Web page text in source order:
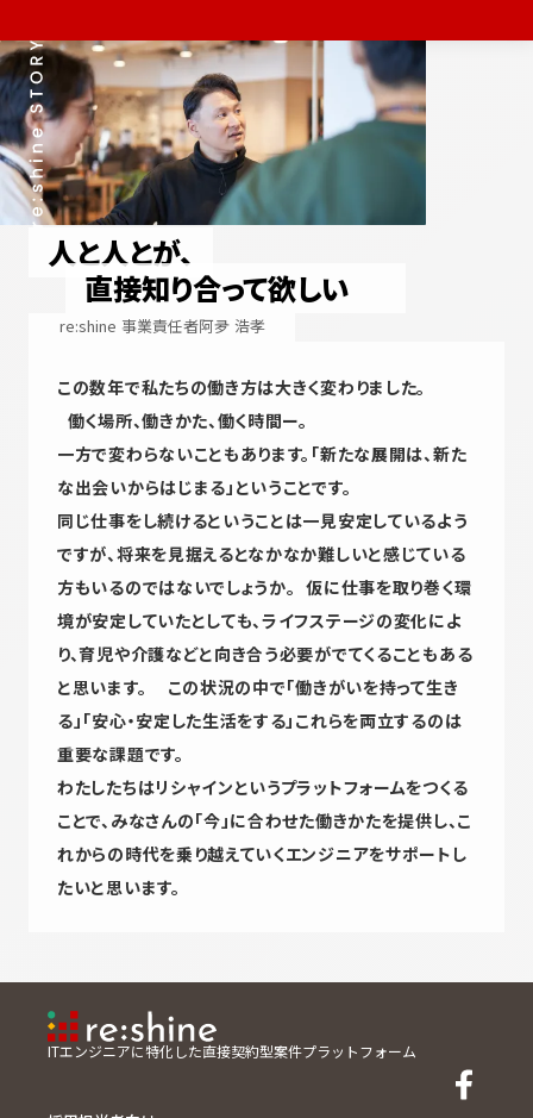
人と人とが、
直接知り合って欲しい
re:shine 事業責任者阿夛 浩孝
この数年で私たちの働き方は大きく変わりました。
働く場所、働きかた、働く時間ー。
一方で変わらないこともあります。「新たな展開は、新た
な出会いからはじまる」ということです。
同じ仕事をし続けるということは一見安定しているよう
ですが、将来を見据えるとなかなか難しいと感じている
方もいるのではないでしょうか。 仮に仕事を取り巻く環
境が安定していたとしても、ライフステージの変化によ
り、育児や介護などと向き合う必要がでてくることもある
と思います。 この状況の中で「働きがいを持って生き
る」「安心・安定した生活をする」これらを両立するのは
重要な課題です。
わたしたちはリシャインというプラットフォームをつくる
ことで、みなさんの「今」に合わせた働きかたを提供し、こ
れからの時代を乗り越えていくエンジニアをサポートし
たいと思います。
ITエンジニアに特化した直接契約型案件プラットフォーム